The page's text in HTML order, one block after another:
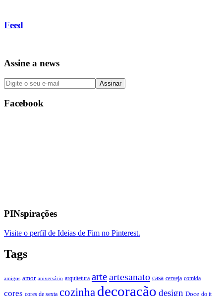
Feed
Assine a news
Facebook
PINspirações
Visite o perfil de Ideias de Fim no Pinterest.
Tags
amigos amor aniversário arquitetura arteartesanato casa cerveja comida
cores cores de sexta cozinha decoração design Doce do it